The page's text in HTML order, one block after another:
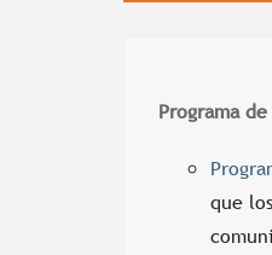
Programa
que